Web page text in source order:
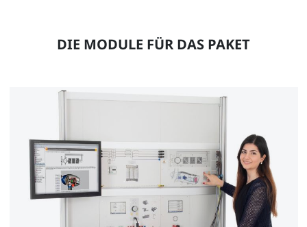
DIE MODULE FÜR DAS PAKET